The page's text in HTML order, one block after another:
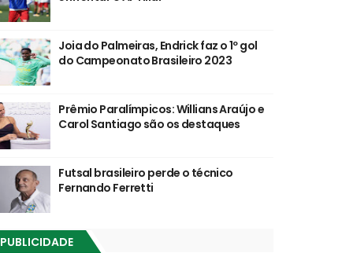
Joia do Palmeiras, Endrick faz o 1º gol
do Campeonato Brasileiro 2023
Prêmio Paralímpicos: Willians Araújo e
Carol Santiago são os destaques
Futsal brasileiro perde o técnico
Fernando Ferretti
PUBLICIDADE